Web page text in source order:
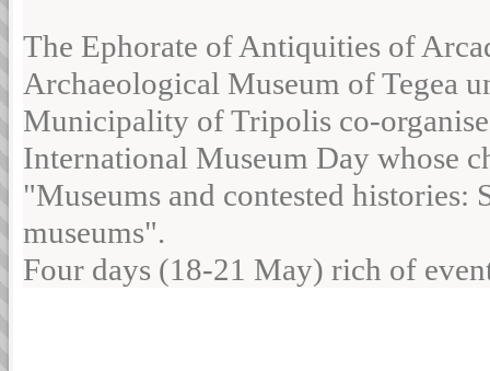
The Ephorate of Antiquities of
Archaeological Museum of Tegea
Municipality of Tripolis co-
International Museum Day whose
"Museums and contested histories:
museums".
Four days (18-21 May) rich of